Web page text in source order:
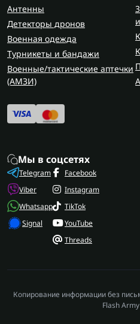
Антенны
Детекторы дронов
Военная одежда
Турникеты и бандажи
Военные/тактические аптечки
(AMЗИ)
Мы в соцсетях
Telegram
Viber
Whatsapp
Signal
Facebook
Instagram
TikTok
YouTube
Threads
Копирование информации без
Flash